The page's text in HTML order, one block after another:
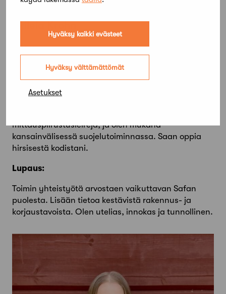
Hyväksy kaikki evästeet
Hyväksy välttämättömät
Asetukset
Akileia Krohn
Ehdokasnumero:79
Esittely:
mittauspiirustusleirejä, ja olen mukana
kansainvälisessä suojelutoiminnassa. Saan oppia
hirsisestä kodistani.
Lupaus:
Toimin yhteistyötä arvostaen vaikuttavan Safan
puolesta. Lisään tietoa kestävistä rakennus- ja
korjaustavoista. Olen utelias, innokas ja tunnollinen.